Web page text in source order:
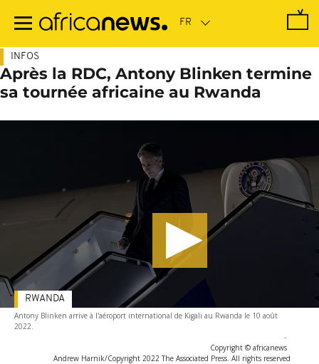
contenu
INFOS
Après la RDC, Antony Blinken termine
sa tournée africaine au Rwanda
Antony Blinken arrive à l'aéroport international de Kigali au Rwanda le 10 août
2022.
-
Copyright © africanews
Andrew Harnik/Copyright 2022 The Associated Press. All rights reserved
RWANDA